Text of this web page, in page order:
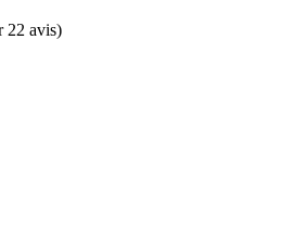
22 avis)